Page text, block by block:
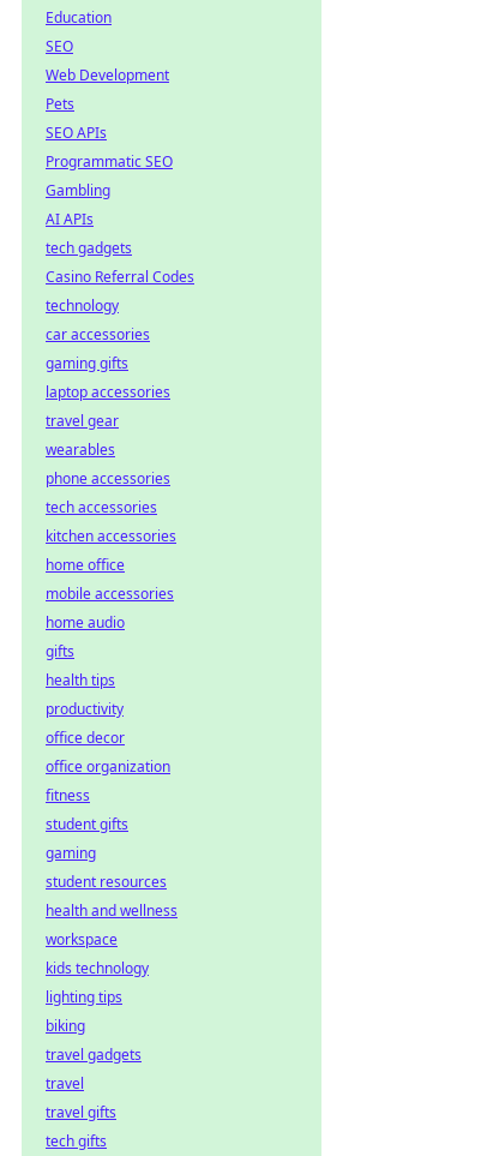
Education
SEO
Web Development
Pets
SEO APIs
Programmatic SEO
Gambling
AI APIs
tech gadgets
Casino Referral Codes
technology
car accessories
gaming gifts
laptop accessories
travel gear
wearables
phone accessories
tech accessories
kitchen accessories
home office
mobile accessories
home audio
gifts
health tips
productivity
office decor
office organization
fitness
student gifts
gaming
student resources
health and wellness
workspace
kids technology
lighting tips
biking
travel gadgets
travel
travel gifts
tech gifts